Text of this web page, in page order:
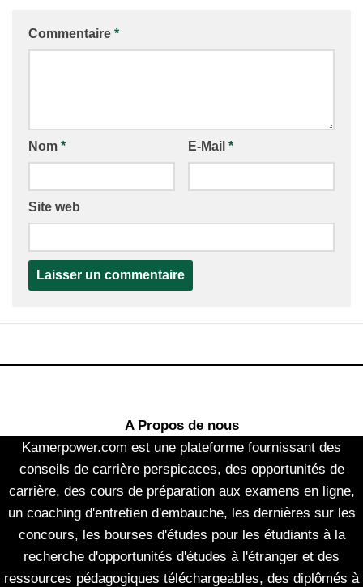
Commentaire *
Nom * E-Mail *
Site web
A Propos de nous
Kamerpower.com est une plateforme fournissant des
conseils de carrière perspicaces, des opportunités de
carrière, des cours de préparation aux examens en ligne,
un coaching d'entretien d'embauche, les dernières sur les
concours, les bourses d'études pour les étudiants à la
recherche d'opportunités d'études à l'étranger et des
ressources pédagogiques téléchargeables, des diplômés à